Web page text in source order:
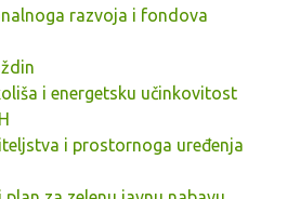
razvoja i fondova
i energetsku učinkovitost
i prostornoga uređenja